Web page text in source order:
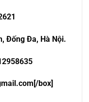
Đống Đa, Hà Nội.
[/box]